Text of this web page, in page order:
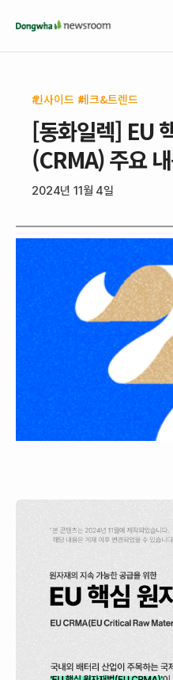
인사이드 테크&트렌드
[동화일렉] EU
(CRMA) 주요
2024년 11월 4일